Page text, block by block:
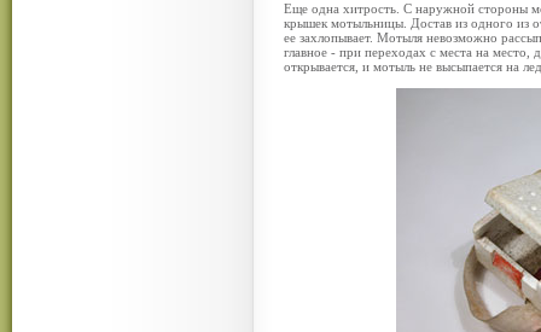
Еще одна хитрость. С наружной стороны
крышек мотыльницы. Достав из одного из
ее захлопывает. Мотыля невозможно
главное - при переходах с места на место,
открывается, и мотыль не высыпается на